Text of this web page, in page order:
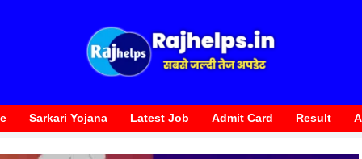
Sarkari Yojana Latest Job Admit Card Result